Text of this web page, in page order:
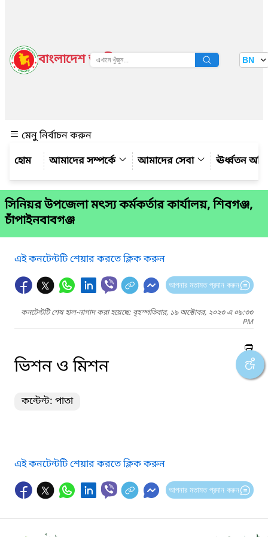
বাংলাদেশ জাতীয় তথ্য বাতায়ন BN
মেনু নির্বাচন করুন
আমাদের সম্পর্কে
আমাদের সেবা ঊর্ধ্বতন
সিনিয়র উপজেলা মৎস্য কর্মকর্তার কার্যালয়, শিবগঞ্জ,
চাঁপাইনবাবগঞ্জ
এই কনটেন্টটি শেয়ার করতে ক্লিক করুন
আপনার মতামত প্রদান করুন
কনটেন্টটি শেষ হাল-নাগাদ করা হয়েছে: বৃহস্পতিবার, ১৯ অক্টোবর, ২০২৩ এ ০৯:৩৩
PM
ভিশন ও মিশন
কন্টেন্ট: পাতা
এই কনটেন্টটি শেয়ার করতে ক্লিক করুন
আপনার মতামত প্রদান করুন